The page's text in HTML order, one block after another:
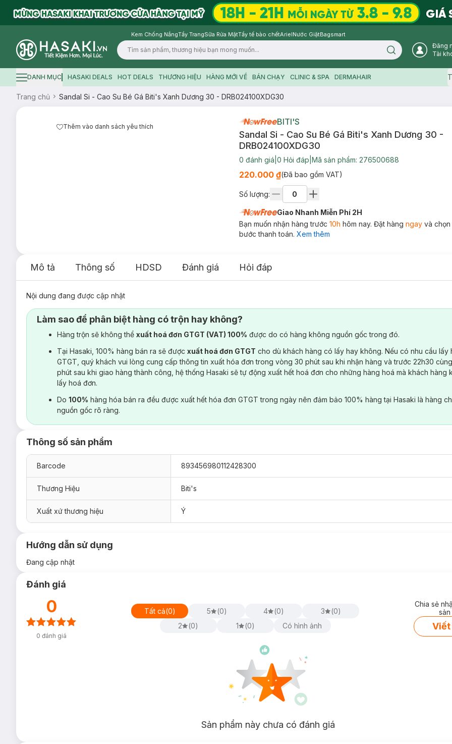
Kem Chống NắngTẩy TrangSữa Rửa MặtTẩy tế bào chếtArielNước GiặtBagsmart
Logo
Search icon
Đăng
Tài
Hamburger icon
DANH MỤC HASAKI DEALS HOT DEALS THƯƠNG HIỆU HÀNG MỚI VỀ BÁN CHẠY CLINIC & SPA DERMAHAIR
Trang chủ Sandal Si - Cao Su Bé Gá Biti's Xanh Dương 30 - DRB024100XDG30
Thêm vào danh sách yêu thích BITI'S
Sandal Si - Cao Su Bé Gá Biti's Xanh Dương 30 -
DRB024100XDG30
0 đánh giá 0 Hỏi đáp Mã sản phẩm: 276500688
220.000 ₫(Đã bao gồm VAT)
Số lượng:
Giao Nhanh Miễn Phí 2H
Bạn muốn nhận hàng trước 10h hôm nay. Đặt hàng ngayvà
bước thanh toán. Xem thêm
Mô tả Thông số HDSD Đánh giá Hỏi đáp
Nội dung đang được cập nhật
Làm sao để phân biệt hàng có trộn hay không?
Hàng trộn sẽ không thể xuất hoá đơn GTGT (VAT) 100% được do có hàng không nguồn gốc trong đó.
Tại Hasaki, 100% hàng bán ra sẽ được xuất hoá đơn GTGT cho dù khách hàng có lấy hay không. Nếu có nhu cầu lấy
GTGT, quý khách vui lòng cung cấp thông tin xuất hóa đơn trong vòng 30 phút sau khi nhận hàng và trước 22h30
phút sau khi giao hàng thành công, hệ thống Hasaki sẽ tự động xuất hết hoá đơn cho những hàng hoá mà khách hàng
lấy hoá đơn.
Do 100% hàng hóa bán ra đều được xuất hết hóa đơn GTGT trong ngày nên đảm bảo 100% hàng tại Hasaki là hàng
nguồn gốc rõ ràng.
Thông số sản phẩm
Barcode 893456980112428300
Thương Hiệu Biti's
Xuất xứ thương hiệu Ý
Hướng dẫn sử dụng
Đang cập nhật
Đánh giá
0
0 đánh giá
Tất cả(0) 5 (0) 4 (0) 3 (0)
2
(0) 1 (0) Có hình ảnh
Chia sẻ
Viết
Sản phẩm này chưa có đánh giá